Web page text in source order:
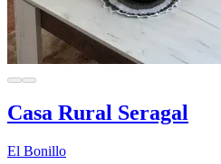
Casa Rural Seragal
El Bonillo